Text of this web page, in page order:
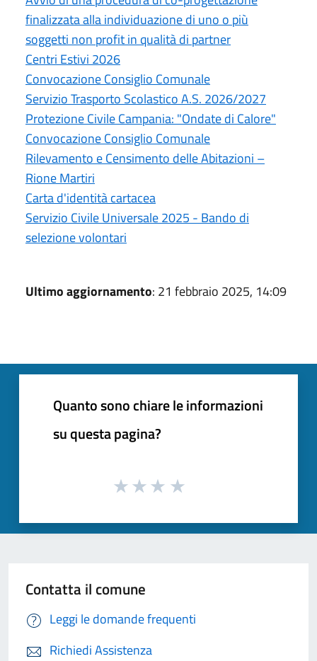
finalizzata alla individuazione di uno o più
soggetti non profit in qualità di partner
Centri Estivi 2026
Convocazione Consiglio Comunale
Servizio Trasporto Scolastico A.S. 2026/2027
Protezione Civile Campania: "Ondate di Calore"
Convocazione Consiglio Comunale
Rilevamento e Censimento delle Abitazioni –
Rione Martiri
Carta d'identità cartacea
Servizio Civile Universale 2025 - Bando di
selezione volontari
Ultimo aggiornamento: 21 febbraio 2025, 14:09
Quanto sono chiare le informazioni
su questa pagina?
Contatta il comune
Leggi le domande frequenti
Richiedi Assistenza